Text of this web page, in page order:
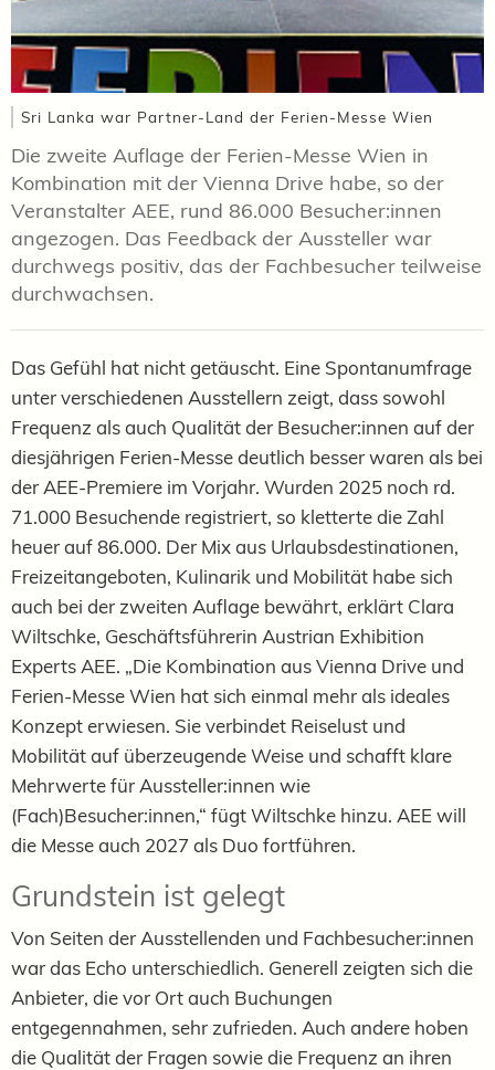
Sri Lanka war Partner-Land der Ferien-Messe Wien
Die zweite Auflage der Ferien-Messe Wien in
Kombination mit der Vienna Drive habe, so der
Veranstalter AEE, rund 86.000 Besucher:innen
angezogen. Das Feedback der Aussteller war
durchwegs positiv, das der Fachbesucher teilweise
durchwachsen.
Das Gefühl hat nicht getäuscht. Eine Spontanumfrage
unter verschiedenen Ausstellern zeigt, dass sowohl
Frequenz als auch Qualität der Besucher:innen auf der
diesjährigen Ferien-Messe deutlich besser waren als bei
der AEE-Premiere im Vorjahr. Wurden 2025 noch rd.
71.000 Besuchende registriert, so kletterte die Zahl
heuer auf 86.000. Der Mix aus Urlaubsdestinationen,
Freizeitangeboten, Kulinarik und Mobilität habe sich
auch bei der zweiten Auflage bewährt, erklärt Clara
Wiltschke, Geschäftsführerin Austrian Exhibition
Experts AEE. „Die Kombination aus Vienna Drive und
Ferien-Messe Wien hat sich einmal mehr als ideales
Konzept erwiesen. Sie verbindet Reiselust und
Mobilität auf überzeugende Weise und schafft klare
Mehrwerte für Aussteller:innen wie
(Fach)Besucher:innen,“ fügt Wiltschke hinzu. AEE will
die Messe auch 2027 als Duo fortführen.
Grundstein ist gelegt
Von Seiten der Ausstellenden und Fachbesucher:innen
war das Echo unterschiedlich. Generell zeigten sich die
Anbieter, die vor Ort auch Buchungen
entgegennahmen, sehr zufrieden. Auch andere hoben
die Qualität der Fragen sowie die Frequenz an ihren